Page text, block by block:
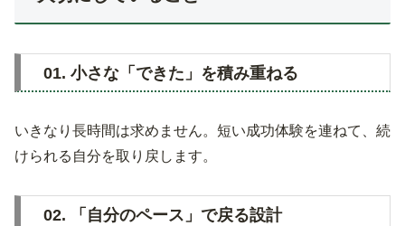
01. 小さな「できた」を積み重ねる
いきなり長時間は求めません。短い成功体験を連ねて、続
けられる自分を取り戻します。
02. 「自分のペース」で戻る設計